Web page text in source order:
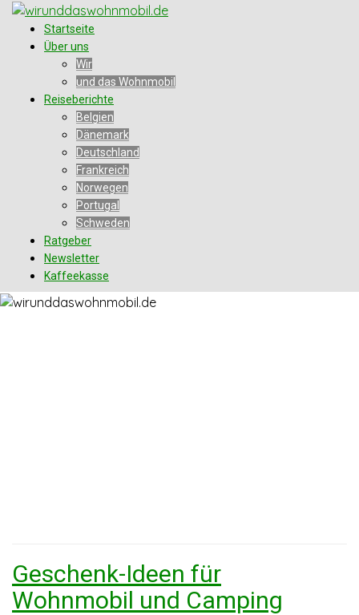
Zum
Inhalt
springen
Startseite
Über uns
Wir
und das Wohnmobil
Reiseberichte
Belgien
Dänemark
Deutschland
Frankreich
Norwegen
Portugal
Schweden
Ratgeber
Newsletter
Kaffeekasse
Geschenk-Ideen für
Wohnmobil und Camping